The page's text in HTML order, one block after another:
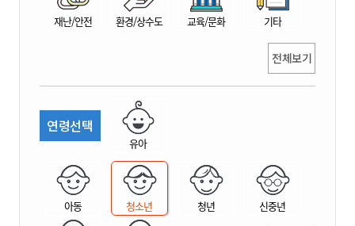
재난/안전 환경/상수도 교육/문화 기타
전체보기
연령선택
유아
아동 청소년 청년 신중년